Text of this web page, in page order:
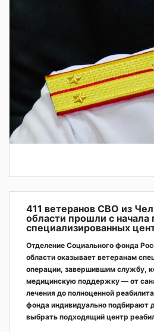
411 ветеранов СВО из
области прошли с начала
специализированных
Отделение Социального фонда
области оказывает ветеранам
операции, завершившим службу,
медицинскую поддержку — от
лечения до полноценной
фонда индивидуально подбирают
выбрать подходящий центр